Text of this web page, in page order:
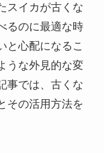
スイカが古くな
るのに最適な時
と心配になるこ
うな外見的な変
事では、古くな
その活用方法を